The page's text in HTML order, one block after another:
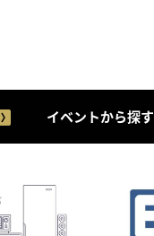
イベントから探す